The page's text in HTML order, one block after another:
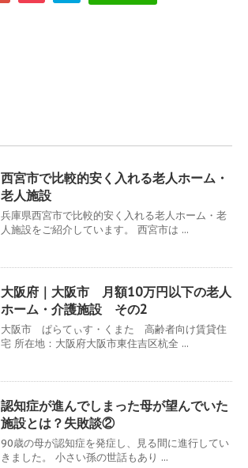
西宮市で比較的安く入れる老人ホーム・
老人施設
兵庫県西宮市で比較的安く入れる老人ホーム・老
人施設をご紹介しています。 西宮市は ...
大阪府｜大阪市 月額10万円以下の老人
ホーム・介護施設 その2
大阪市 ぱらてぃす・くまた 高齢者向け賃貸住
宅 所在地：大阪府大阪市東住吉区杭全 ...
認知症が進んでしまった母が望んでいた
施設とは？失敗談②
90歳の母が認知症を発症し、見る間に進行してい
きました。 小さい孫の世話もあり ...